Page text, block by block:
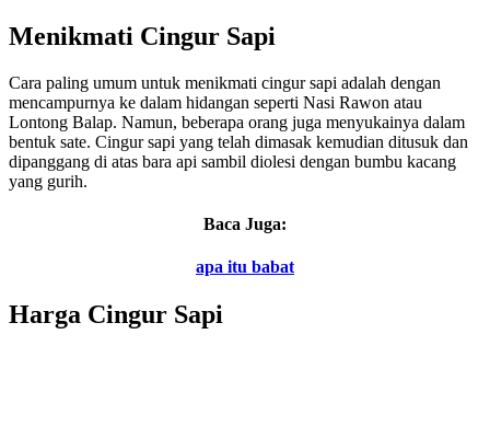
Menikmati Cingur Sapi
Cara paling umum untuk menikmati cingur sapi adalah dengan
mencampurnya ke dalam hidangan seperti Nasi Rawon atau
Lontong Balap. Namun, beberapa orang juga menyukainya dalam
bentuk sate. Cingur sapi yang telah dimasak kemudian ditusuk dan
dipanggang di atas bara api sambil diolesi dengan bumbu kacang
yang gurih.
Baca Juga:
apa itu babat
Harga Cingur Sapi